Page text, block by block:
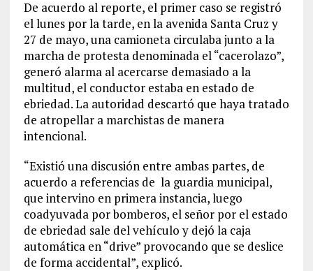
De acuerdo al reporte, el primer caso se registró
el lunes por la tarde, en la avenida Santa Cruz y
27 de mayo, una camioneta circulaba junto a la
marcha de protesta denominada el “cacerolazo”,
generó alarma al acercarse demasiado a la
multitud, el conductor estaba en estado de
ebriedad. La autoridad descartó que haya tratado
de atropellar a marchistas de manera
intencional.
“Existió una discusión entre ambas partes, de
acuerdo a referencias de la guardia municipal,
que intervino en primera instancia, luego
coadyuvada por bomberos, el señor por el estado
de ebriedad sale del vehículo y dejó la caja
automática en “drive” provocando que se deslice
de forma accidental”, explicó.